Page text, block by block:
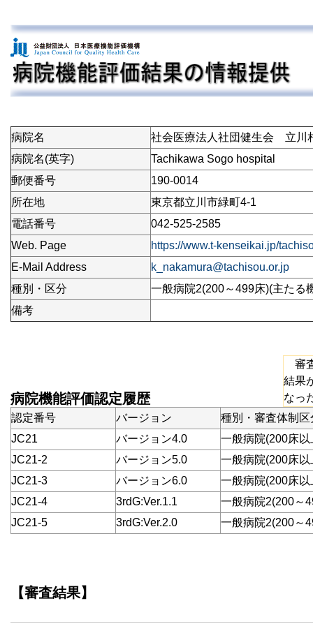
病院名
社会医療法人社団健生会 立川
病院名(英字)
Tachikawa Sogo hospital
郵便番号
190-0014
所在地
東京都立川市緑町4-1
電話番号
042-525-2585
Web. Page
https://www.t-kenseikai.jp/
E-Mail Address
k_nakamura@tachisou.or.jp
種別・区分
一般病院2(200～499床)(主たる
備考
病院機能評価認定履歴
審
結果
なっ
認定番号
バージョン
種別・審査体制区
JC21
バージョン4.0
一般病院(200床
JC21-2
バージョン5.0
一般病院(200床
JC21-3
バージョン6.0
一般病院(200床
JC21-4
3rdG:Ver.1.1
一般病院2(200～
JC21-5
3rdG:Ver.2.0 一般病院2(200～
【審査結果】